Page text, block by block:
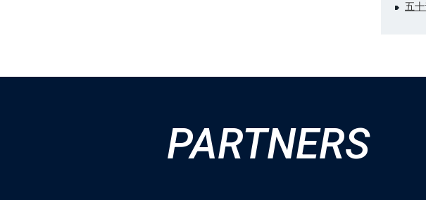
五
PARTNERS